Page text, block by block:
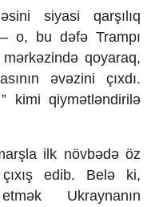
siyasi qarşılıq
o, bu dəfə Trampı
qoyaraq,
ının əvəzini çıxdı.
kimi qiymətləndirilə
şla ilk növbədəöz
çıxış edib. Belə ki,
Ukraynanın